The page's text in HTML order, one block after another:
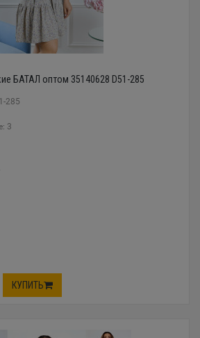
БАТАЛ оптом 35140628 D51-285
285
3
КУПИТЬ